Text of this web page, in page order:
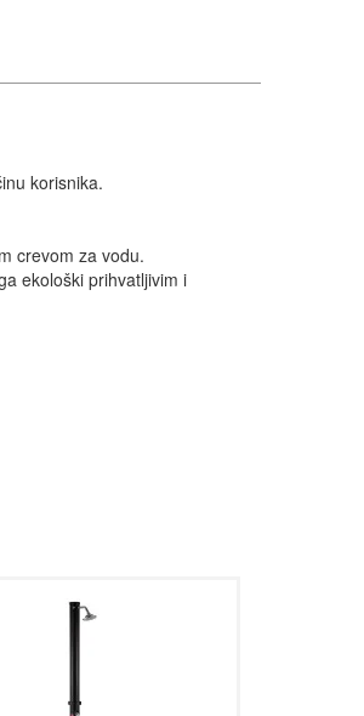
korisnika.
crevom za vodu.
ekološki prihvatljivim i